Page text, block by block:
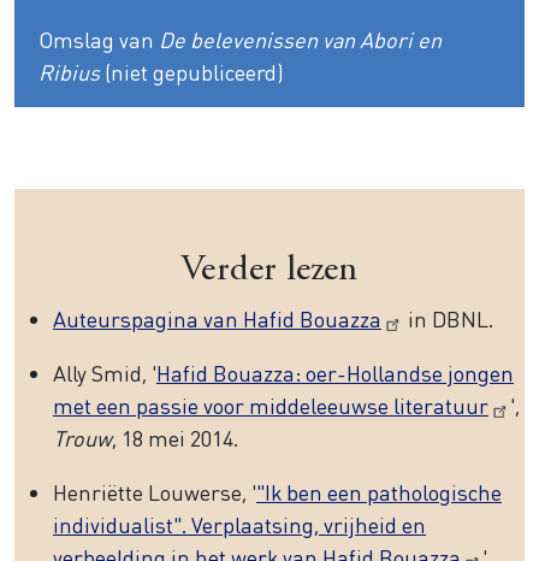
Omslag van De belevenissen van Abori en
Ribius(niet gepubliceerd)
Verder lezen
Auteurspagina van Hafid Bouazza
in DBNL.
Ally Smid, 'Hafid Bouazza: oer-Hollandse jongen
met een passie voor middeleeuwse literatuur
',
Trouw, 18 mei 2014.
Henriëtte Louwerse, '"Ik ben een pathologische
individualist". Verplaatsing, vrijheid en